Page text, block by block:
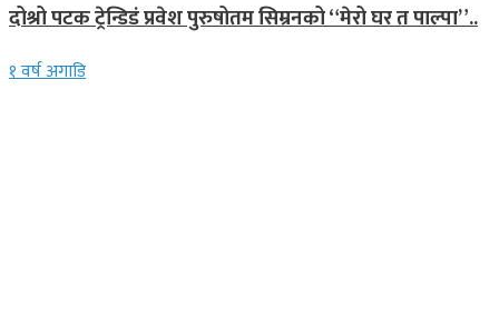
दोश्रो पटक ट्रेन्डिडं प्रवेश पुरुषोतम सिम्रनको “मेरो घर त पाल्पा”..
१ वर्ष अगाडि